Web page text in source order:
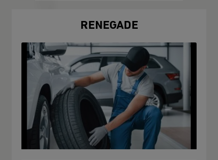
RENEGADE